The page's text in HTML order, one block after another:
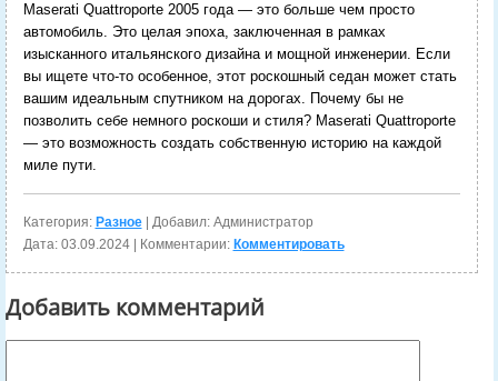
Maserati Quattroporte 2005 года — это больше чем просто
автомобиль. Это целая эпоха, заключенная в рамках
изысканного итальянского дизайна и мощной инженерии. Если
вы ищете что-то особенное, этот роскошный седан может стать
вашим идеальным спутником на дорогах. Почему бы не
позволить себе немного роскоши и стиля? Maserati Quattroporte
— это возможность создать собственную историю на каждой
миле пути.
Категория: Разное| Добавил: Администратор
Дата: 03.09.2024| Комментарии: Комментировать
Добавить комментарий